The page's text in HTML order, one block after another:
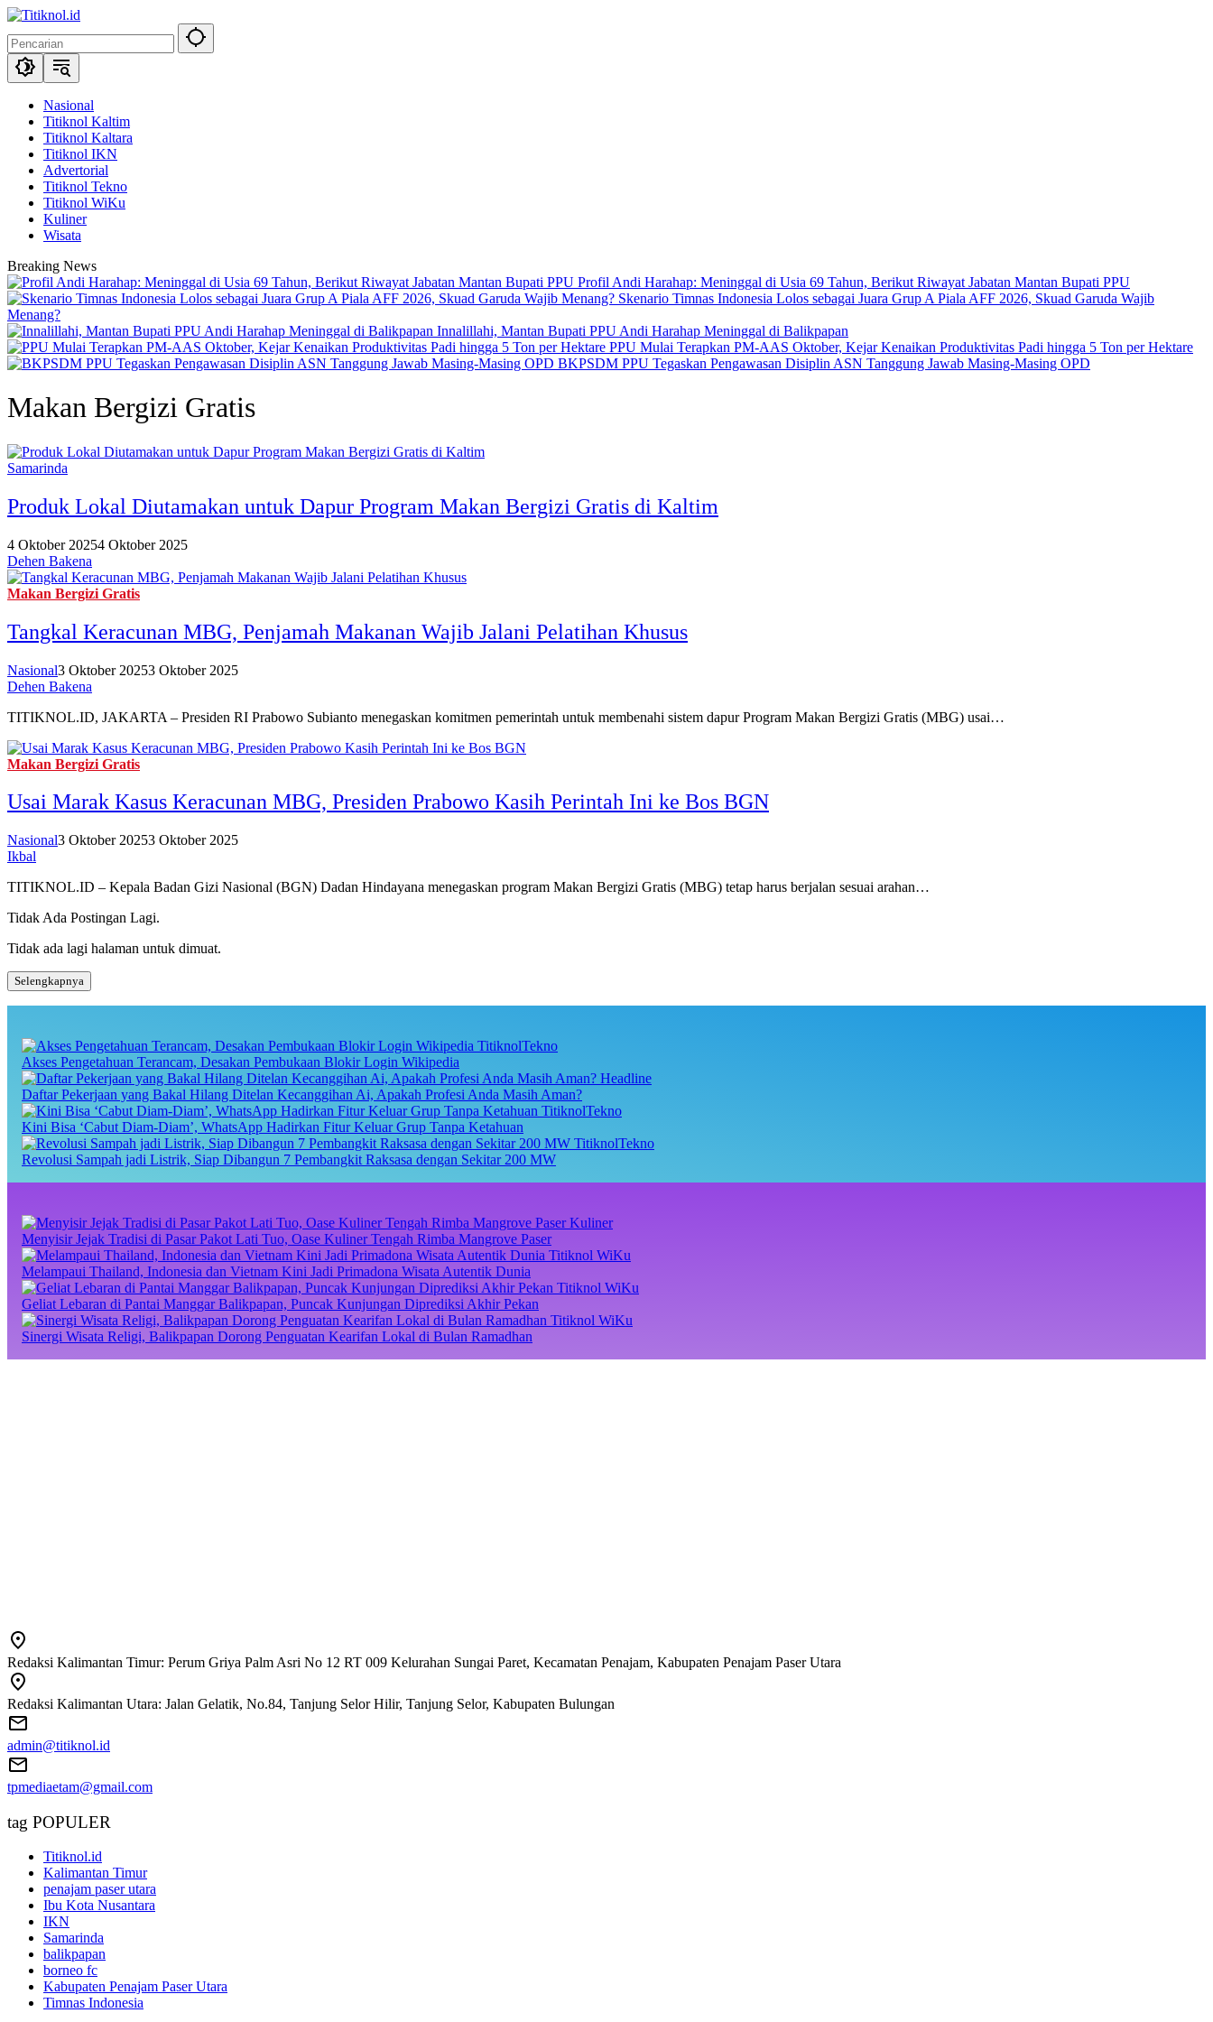
Langsung
konten
Nasional
Titiknol Kaltim
Titiknol Kaltara
Titiknol IKN
Advertorial
Titiknol Tekno
Titiknol WiKu
Kuliner
Wisata
Breaking News
Profil Andi Harahap: Meninggal di Usia 69 Tahun, Berikut Riwayat Jabatan Mantan Bupati PPU
Skenario Timnas Indonesia Lolos sebagai Juara Grup A Piala AFF 2026, Skuad Garuda Wajib
Menang?
Innalillahi, Mantan Bupati PPU Andi Harahap Meninggal di Balikpapan
PPU Mulai Terapkan PM-AAS Oktober, Kejar Kenaikan Produktivitas Padi hingga 5 Ton per Hektare
BKPSDM PPU Tegaskan Pengawasan Disiplin ASN Tanggung Jawab Masing-Masing OPD
Makan Bergizi Gratis
Samarinda
Produk Lokal Diutamakan untuk Dapur Program Makan Bergizi Gratis di Kaltim
4 Oktober 20254 Oktober 2025
Dehen Bakena
Makan Bergizi Gratis
Tangkal Keracunan MBG, Penjamah Makanan Wajib Jalani Pelatihan Khusus
Nasional3 Oktober 20253 Oktober 2025
Dehen Bakena
TITIKNOL.ID, JAKARTA – Presiden RI Prabowo Subianto menegaskan komitmen pemerintah untuk membenahi sistem dapur Program Makan Bergizi Gratis (MBG) usai…
Makan Bergizi Gratis
Usai Marak Kasus Keracunan MBG, Presiden Prabowo Kasih Perintah Ini ke Bos BGN
Nasional3 Oktober 20253 Oktober 2025
Ikbal
TITIKNOL.ID – Kepala Badan Gizi Nasional (BGN) Dadan Hindayana menegaskan program Makan Bergizi Gratis (MBG) tetap harus berjalan sesuai arahan…
Tidak Ada Postingan Lagi.
Tidak ada lagi halaman untuk dimuat.
Selengkapnya
TitiknolTekno
Akses Pengetahuan Terancam, Desakan Pembukaan Blokir Login Wikipedia
Headline
Daftar Pekerjaan yang Bakal Hilang Ditelan Kecanggihan Ai, Apakah Profesi Anda Masih Aman?
TitiknolTekno
Kini Bisa ‘Cabut Diam-Diam’, WhatsApp Hadirkan Fitur Keluar Grup Tanpa Ketahuan
TitiknolTekno
Revolusi Sampah jadi Listrik, Siap Dibangun 7 Pembangkit Raksasa dengan Sekitar 200 MW
Kuliner
Menyisir Jejak Tradisi di Pasar Pakot Lati Tuo, Oase Kuliner Tengah Rimba Mangrove Paser
Titiknol WiKu
Melampaui Thailand, Indonesia dan Vietnam Kini Jadi Primadona Wisata Autentik Dunia
Titiknol WiKu
Geliat Lebaran di Pantai Manggar Balikpapan, Puncak Kunjungan Diprediksi Akhir Pekan
Titiknol WiKu
Sinergi Wisata Religi, Balikpapan Dorong Penguatan Kearifan Lokal di Bulan Ramadhan
Redaksi Kalimantan Timur: Perum Griya Palm Asri No 12 RT 009 Kelurahan Sungai Paret, Kecamatan Penajam, Kabupaten Penajam Paser Utara
Redaksi Kalimantan Utara: Jalan Gelatik, No.84, Tanjung Selor Hilir, Tanjung Selor, Kabupaten Bulungan
admin@titiknol.id
tpmediaetam@gmail.com
tag POPULER
Titiknol.id
Kalimantan Timur
penajam paser utara
Ibu Kota Nusantara
IKN
Samarinda
balikpapan
borneo fc
Kabupaten Penajam Paser Utara
Timnas Indonesia